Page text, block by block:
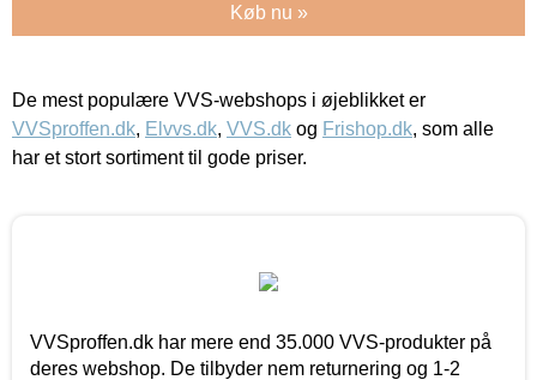
Køb nu »
De mest populære VVS-webshops i øjeblikket er
VVSproffen.dk, Elvvs.dk, VVS.dk og Frishop.dk, som alle
har et stort sortiment til gode priser.
VVSproffen.dk har mere end 35.000 VVS-produkter på
deres webshop. De tilbyder nem returnering og 1-2